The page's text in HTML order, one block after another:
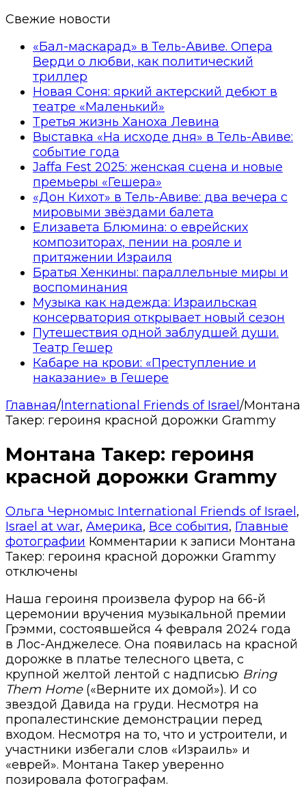
Свежие новости
«Бал-маскарад» в Тель-Авиве. Опера
Верди о любви, как политический
триллер
Новая Соня: яркий актерский дебют в
театре «Маленький»
Третья жизнь Ханоха Левина
Выставка «На исходе дня» в Тель-Авиве:
событие года
Jaffa Fest 2025: женская сцена и новые
премьеры «Гешера»
«Дон Кихот» в Тель-Авиве: два вечера с
мировыми звёздами балета
Елизавета Блюмина: о еврейских
композиторах, пении на рояле и
притяжении Израиля
Братья Хенкины: параллельные миры и
воспоминания
Музыка как надежда: Израильская
консерватория открывает новый сезон
Путешествия одной заблудшей души.
Театр Гешер
Кабаре на крови: «Преступление и
наказание» в Гешере
Главная/International Friends of Israel /Монтана
Такер: героиня красной дорожки Grammy
Монтана Такер: героиня
красной дорожки Grammy
Ольга Черномыс International Friends of Israel,
Israel at war, Америка, Все события, Главные
фотографии Комментарии к записи Монтана
Такер: героиня красной дорожки Grammy
отключены
Наша героиня произвела фурор на 66-й
церемонии вручения музыкальной премии
Грэмми, состоявшейся 4 февраля 2024 года
в Лос-Анджелесе. Она появилась на красной
дорожке в платье телесного цвета, с
крупной желтой лентой с надписью Bring
Them Home(«Верните их домой»). И со
звездой Давида на груди. Несмотря на
пропалестинские демонстрации перед
входом. Несмотря на то, что и устроители, и
участники избегали слов «Израиль» и
«еврей». Монтана Такер уверенно
позировала фотографам.